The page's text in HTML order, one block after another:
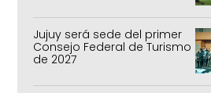
Jujuy será sede del primer
Consejo Federal de Turismo
de 2027